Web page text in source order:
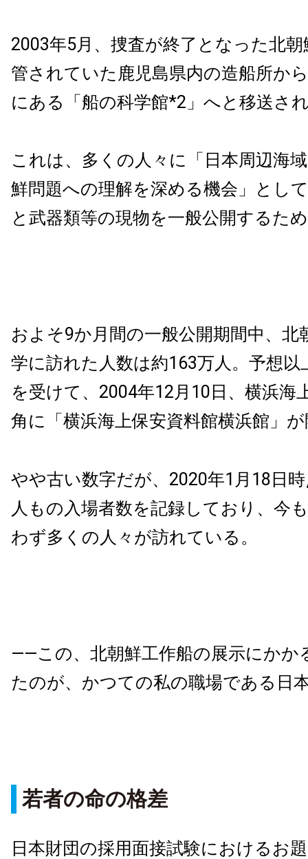
2003年5月、捜査が終了となった北
管されていた鹿児島県内の造船所か
にある「船の科学館*2」へと移送さ
これは、多くの人々に「日本周辺海
鮮問題への理解を深める機会」とし
と武器類等の現物を一般公開するた
およそ9か月間の一般公開期間中、北
学に訪れた人数は約163万人。予想以
を受けて、2004年12月10日、横浜海
角に「横浜海上保安資料館横浜館」
やや古い数字だが、2020年1月18日
人もの入場者数を記録しており、今
わず多くの人々が訪れている。
――この、北朝鮮工作船の展示にかか
たのが、かつての私の職場である日
若者の命の格差
日本財団の採用面接試験におけるお